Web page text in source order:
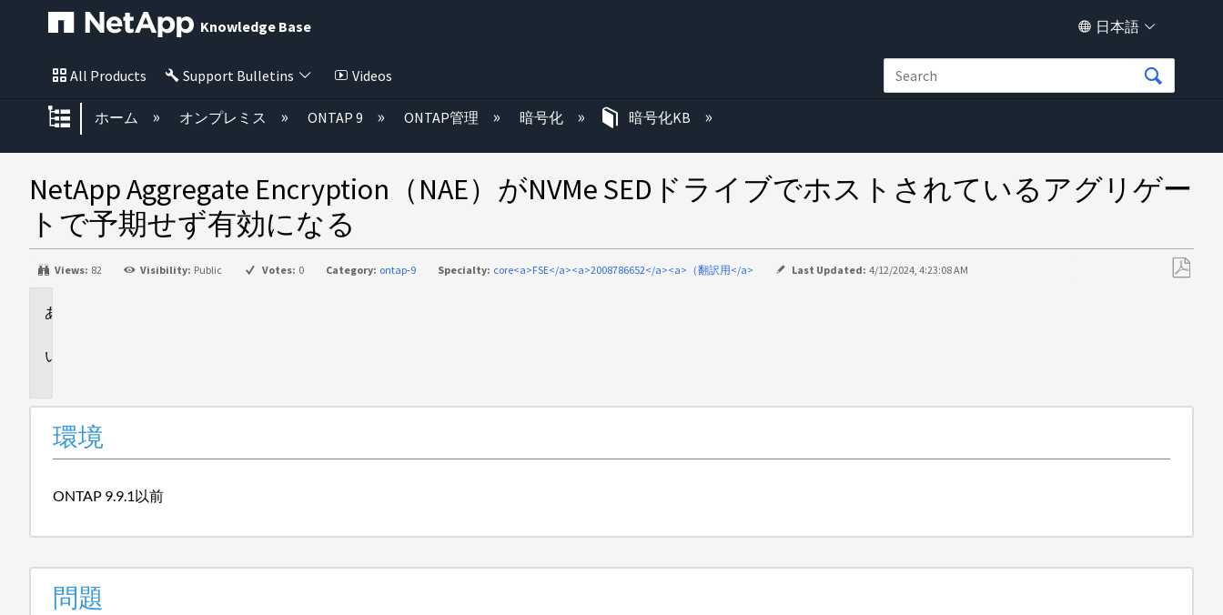
Knowledge Base 日本語
All Products Support Bulletins Videos
グローバル階層を展開/折りたたむ
ホーム オンプレミス ONTAP 9 ONTAP管理 暗号化 暗号化KB
NetApp Aggregate Encryption（NAE）がNVMe SEDドライブでホストされているアグリゲー
トで予期せず有効になる
Views: 82 Visibility: Public Votes: 0 Category: ontap-9 Specialty: core<a>FSE</a><a>2008786652</a><a>（翻訳用</a> Last Updated: 4/12/2024, 4:23:08 AM
環境
ONTAP 9.9.1以前
問題